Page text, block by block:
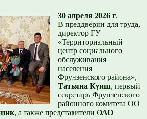
30 апреля 2026 г.
В преддверии для труда,
директор ГУ
«Территориальный
центр социального
обслуживания
населения
Фрунзенского района»,
Татьяна Куиш, первый
секретарь Фрунзенского
районного комитета ОО
, а также представителиОАО